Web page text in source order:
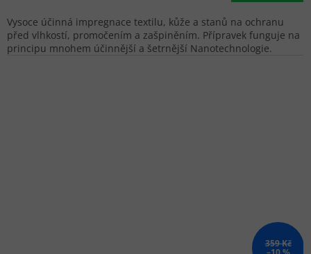
Vysoce účinná impregnace textilu, kůže a stanů na ochranu
před vlhkostí, promočením a zašpiněním. Přípravek funguje na
principu mnohem účinnější a šetrnější Nanotechnologie.
359 Kč